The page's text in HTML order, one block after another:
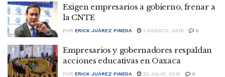
Exigen empresarios a gobierno, frenar a
la CNTE
POR ERICK JUÁREZ PINEDA 1 AGOSTO, 2016 0
Empresarios y gobernadores respaldan
acciones educativas en Oaxaca
POR ERICK JUÁREZ PINEDA 22 JULIO, 2015 0